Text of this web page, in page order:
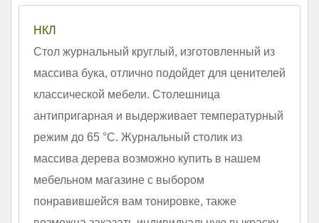
НКЛ
Стол журнальный круглый, изготовленный из
массива бука, отлично подойдет для ценителей
классической мебели. Столешница
антипригарная и выдерживает температурный
режим до 65 °С. Журнальный столик из
массива дерева возможно купить в нашем
мебельном магазине с выбором
понравившейся вам тонировке, также